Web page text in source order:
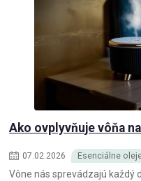
Ako ovplyvňuje vôňa
07 02 2026 Esenciálne
Vône nás sprevádzajú každý